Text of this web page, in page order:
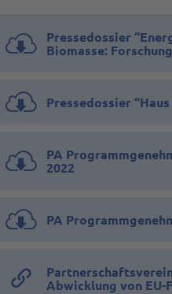
Pressedossier
Biomasse:
Pressedossier
PA
2022
PA
Abwicklung von